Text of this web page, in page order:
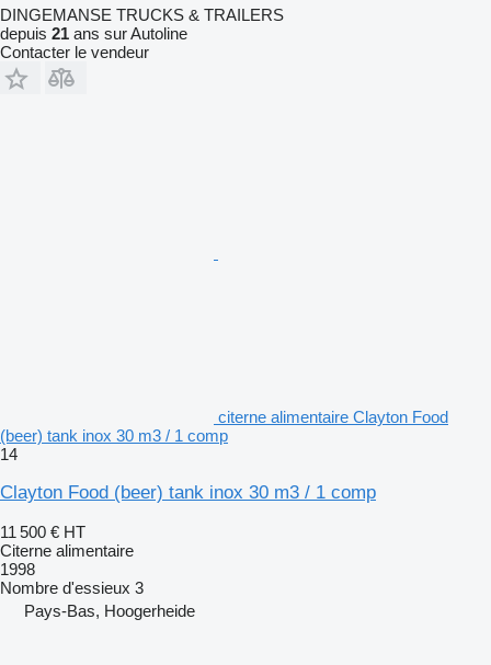
DINGEMANSE TRUCKS & TRAILERS
depuis 21 ans sur Autoline
Contacter le vendeur
citerne alimentaire Clayton Food
(beer) tank inox 30 m3 / 1 comp
14
Clayton Food (beer) tank inox 30 m3 / 1 comp
11 500 € HT
Citerne alimentaire
1998
Nombre d'essieux 3
Pays-Bas, Hoogerheide